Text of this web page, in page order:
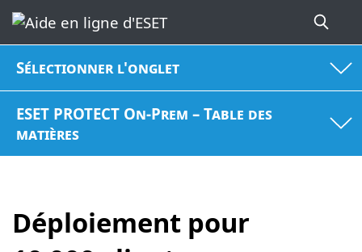
Sélectionner l'onglet
ESET PROTECT On-Prem – Table des
matières
Déploiement pour